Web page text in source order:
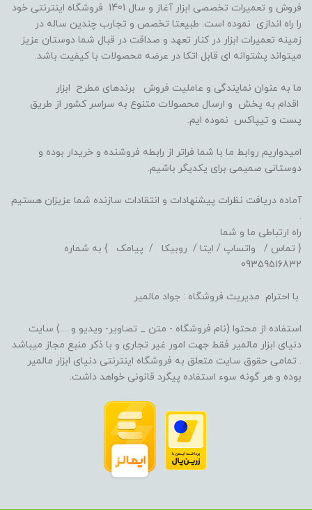
فروش و تعمیرات تخصصی ابزار آغاز و سال 1401 فروشگاه اینترنتی خود
را راه اندازی نموده است. طبیعتا تخصص و تجارب چندین ساله در
زمینه تعمیرات ابزار در کنار تعهد و صداقت در قبال شما دوستان عزیز
میتواند پشتوانه ای قابل اتکا در عرضه محصولات با کیفیت باشد.
ما به عنوان نمایندگی و عاملیت فروش برندهای مطرح ابزار
اقدام به پخش و ارسال محصولات متنوع به سراسر کشور از طریق
پست و تیپاکس نموده ایم.
امیدواریم روابط ما با شما فراتر از رابطه فروشنده و خریدار بوده و
دوستانی صمیمی برای یکدیگر باشیم.
آماده دریافت نظرات پیشنهادات و انتقادات سازنده شما عزیزان هستیم
.
راه ارتباطی ما و شما
{ تماس / واتساپ / ایتا / روبیکا / پیامک } به شماره
09359516832
با احترام مدیریت فروشگاه : جواد مالمیر
استفاده از محتوا (نام فروشگاه - متن _ تصاویر- ویدیو و ....) سایت
دنیای ابزار مالمیر فقط جهت امور غیر تجاری و با ذکر منبع مجاز میباشد
. تمامی حقوق سایت متعلق به فروشگاه اینترنتی دنیای ابزار مالمیر
بوده و هر گونه سوء استفاده پیگرد قانونی خواهد داشت.